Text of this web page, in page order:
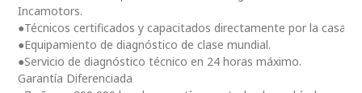
Incamotors.
●Técnicos certificados y capacitados directamente por la casa
●Equipamiento de diagnóstico de clase mundial.
●Servicio de diagnóstico técnico en 24 horas máximo.
Garantía Diferenciada